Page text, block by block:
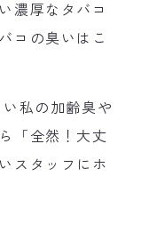
濃厚なタバコ
コの臭いはこ
私の加齢臭や
「全然！大丈
スタッフにホ